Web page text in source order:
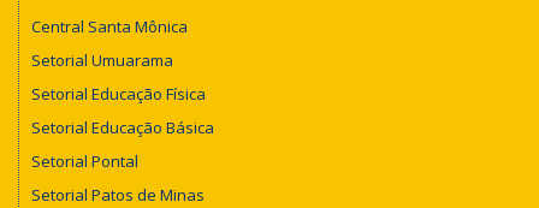
Central Santa Mônica
Setorial Umuarama
Setorial Educação Física
Setorial Educação Básica
Setorial Pontal
Setorial Patos de Minas